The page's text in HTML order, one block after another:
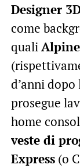
Designer
come
quali
d’anni
prosegue
home
veste di
Express(o